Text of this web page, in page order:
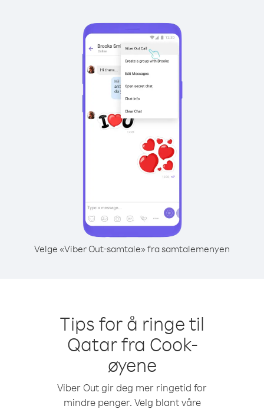
Velge «Viber Out-samtale» fra samtalemenyen
Tips for å ringe til
Qatar fra Cook-
øyene
Viber Out gir deg mer ringetid for
mindre penger. Velg blant våre